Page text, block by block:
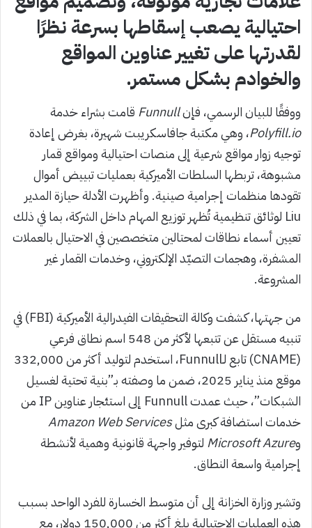
احتيالية يصعب إسقاطها بسرعة نظرًا
لقدرتها على تغيير عناوين المواقع
والخوادم بشكل مستمر.
ووفقًا للبيان الرسمي، فإنFunnull قامت بشراء خدمة
Polyfill.io، وهي مكتبة جافاسكريبت شهيرة، بغرض إعادة
توجيه زوار مواقع شرعية إلى منصات احتيالية ومواقع قمار
مشبوهة، تربطها السلطات الأميركية بعمليات تبييض أموال
تقودها منظمات إجرامية صينية. وأظهرت الأدلة حيازة المدير
Liu لوثائق تنظيمية تُظهر توزيع المهام داخل الشركة، بما في ذلك
تعيين أسماء نطاقات لمحتالين متخصصين في الاحتيال بالعملات
المشفرة، وهجمات التصيّد الإلكتروني، وخدمات القمار غير
المشروعة.
من جهتها، كشفت وكالة التحقيقات الفيدرالية الأميركية (FBI) في
تنبيه مستقل عن تتبعها لأكثر من 548 اسم نطاق فرعي
(CNAME) تابع لـFunnull، استخدم لتوليد أكثر من 332,000
موقع منذ يناير 2025، ضمن ما وصفته بـ”بنية تحتية لغسيل
الشبكات”، حيث عمدت Funnull إلى استئجار عناوين IP من
خدمات استضافة كبرى مثلAmazon Web Services
وMicrosoft Azure لتوفير واجهة قانونية وهمية لأنشطة
إجرامية واسعة النطاق.
وتشير وزارة الخزانة إلى أن متوسط الخسارة للفرد الواحد بسبب
هذه العمليات الاحتيالية بلغ أكثر من 150,000 دولار، مع